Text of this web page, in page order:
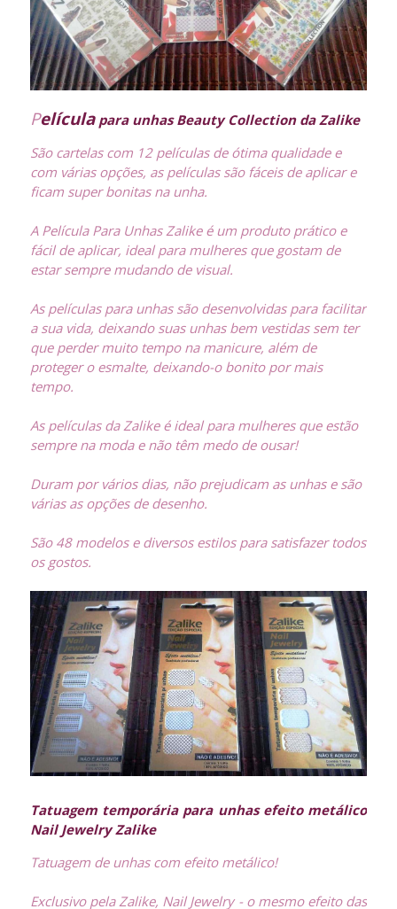
Películapara unhas Beauty Collection da Zalike
São cartelas com 12 películas de ótima qualidade e
com várias opções, as películas são fáceis de aplicar e
ficam super bonitas na unha.
A Película Para Unhas Zalike é um produto prático e
fácil de aplicar, ideal para mulheres que gostam de
estar sempre mudando de visual.
As películas para unhas são desenvolvidas para facilitar
a sua vida, deixando suas unhas bem vestidas sem ter
que perder muito tempo na manicure, além de
proteger o esmalte, deixando-o bonito por mais
tempo.
As películas da Zalike é ideal para mulheres que estão
sempre na moda e não têm medo de ousar!
Duram por vários dias, não prejudicam as unhas e são
várias as opções de desenho.
São 48 modelos e diversos estilos para satisfazer todos
os gostos.
Tatuagem temporária para unhas efeito metálico
Nail Jewelry Zalike
Tatuagem de unhas com efeito metálico!
Exclusivo pela Zalike, Nail Jewelry - o mesmo efeito das